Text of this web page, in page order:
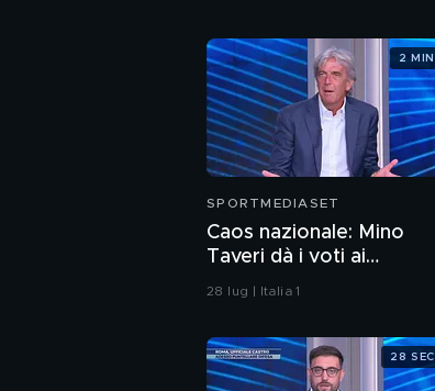
SPORTMEDIASET
Caos nazionale: Mino
Taveri dà i voti ai
protagonisti
28 lug | Italia 1
2 MIN
28 SEC